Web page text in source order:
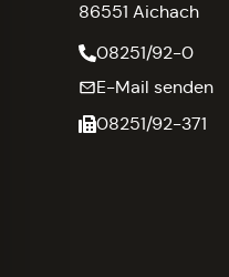
86551 Aichach
08251/92-0
E-Mail senden
08251/92-371